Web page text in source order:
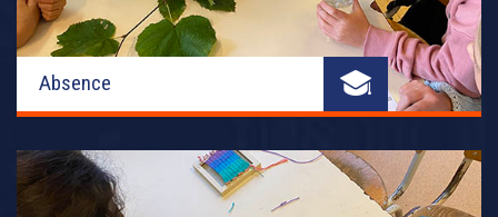
Absence